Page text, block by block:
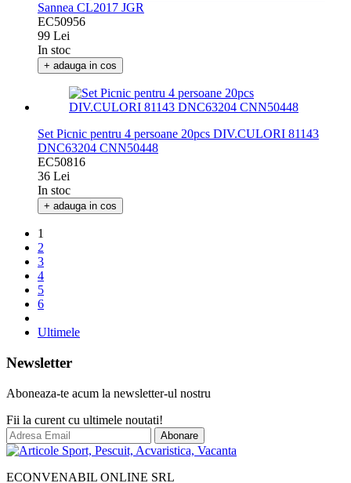
Geanta frigorifica 30 litri 39x26.5x28.5cm DIV. CULORI
Sannea CL2017 JGR
EC50956
99 Lei
In stoc
Set Picnic pentru 4 persoane 20pcs DIV.CULORI 81143
DNC63204 CNN50448
EC50816
36 Lei
In stoc
1
2
3
4
5
Fii la curent cu ultimele noutati!
Abonare